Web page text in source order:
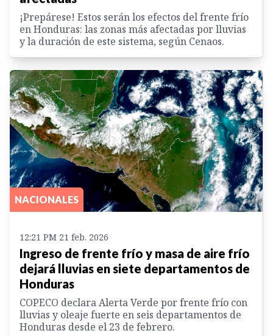
¡Prepárese! Estos serán los efectos del frente frío
en Honduras: las zonas más afectadas por lluvias
y la duración de este sistema, según Cenaos.
NACIONALES
12:21 PM 21 feb. 2026
Ingreso de frente frío y masa de aire frío
dejará lluvias en siete departamentos de
Honduras
COPECO declara Alerta Verde por frente frío con
lluvias y oleaje fuerte en seis departamentos de
Honduras desde el 23 de febrero.